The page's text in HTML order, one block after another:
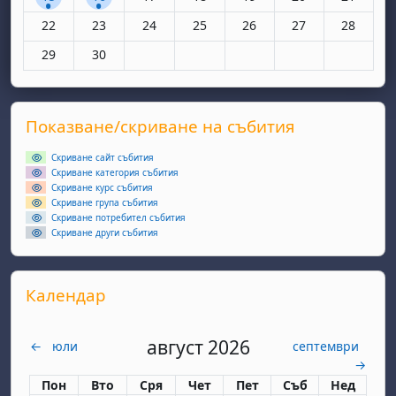
Няма събития, понеделник, 22 юни
22 Няма събития, вторник, 23 юни
23 Няма събития, сряда, 24 юни
24 Няма събития, четвъртък, 25 юни
25 Няма събития, петък, 26
26 Няма събития,
27 Няма
28
Няма събития, понеделник, 29 юни
29 Няма събития, вторник, 30 юни
30
Supplementary blocks
Прескочи Показване/скриване на събития
Показване/скриване на събития
Скриване сайт събития
Скриване категория събития
Скриване курс събития
Скриване група събития
Скриване потребител събития
Скриване други събития
Прескочи Календар
Календар
← юли август 2026
септември
→
Понеделник
Пон вторник
Вто сряда
Сря четвъртък
Чет петък
Пет събота
Съб неделя
Нед